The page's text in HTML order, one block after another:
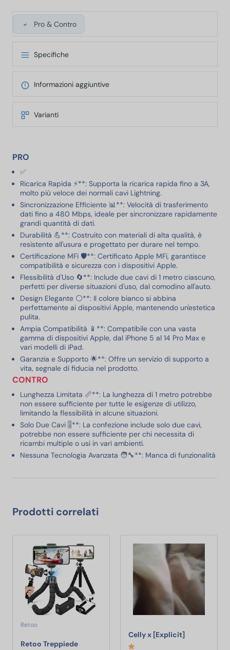
Pro & Contro
Specifiche
Informazioni aggiuntive
Varianti
PRO
✅
Ricarica Rapida ⚡**: Supporta la ricarica rapida fino a 3A,
molto più veloce dei normali cavi Lightning.
Sincronizzazione Efficiente 📊**: Velocità di trasferimento
dati fino a 480 Mbps, ideale per sincronizzare rapidamente
grandi quantità di dati.
Durabilità 💪**: Costruito con materiali di alta qualità, è
resistente all'usura e progettato per durare nel tempo.
Certificazione MFi 🛡️**: Certificato Apple MFi, garantisce
compatibilità e sicurezza con i dispositivi Apple.
Flessibilità d'Uso 🔄**: Include due cavi di 1 metro ciascuno,
perfetti per diverse situazioni d'uso, dal comodino all'auto.
Design Elegante ⚪**: Il colore bianco si abbina
perfettamente ai dispositivi Apple, mantenendo un'estetica
pulita.
Ampia Compatibilità 📱**: Compatibile con una vasta
gamma di dispositivi Apple, dal iPhone 5 al 14 Pro Max e
vari modelli di iPad.
Garanzia e Supporto 🌟**: Offre un servizio di supporto a
vita, segnale di fiducia nel prodotto.
CONTRO
Lunghezza Limitata 📏**: La lunghezza di 1 metro potrebbe
non essere sufficiente per tutte le esigenze di utilizzo,
limitando la flessibilità in alcune situazioni.
Solo Due Cavi 🎚️**: La confezione include solo due cavi,
potrebbe non essere sufficiente per chi necessita di
ricambi multiple o usi in vari ambienti.
Nessuna Tecnologia Avanzata 🧑‍🔧**: Manca di funzionalità
Prodotti correlati
Retoo
Retoo Treppiede
Celly x [Explicit]Celly x